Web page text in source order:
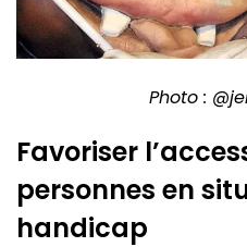
Photo :
Favoriser
personnes en
handicap